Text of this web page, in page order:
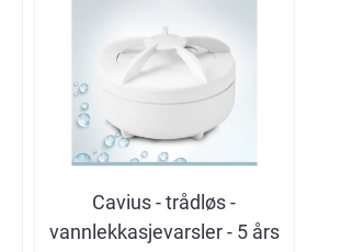
Cavius - trådløs -
vannlekkasjevarsler - 5 års